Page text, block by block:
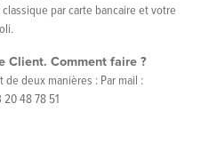
par carte bancaire et votre
Client. Comment faire ?
deux manières : Par mail :
48 78 51